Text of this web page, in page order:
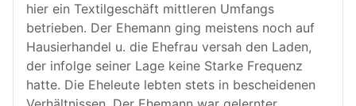
hier ein Textilgeschäft mittleren Umfangs
betrieben. Der Ehemann ging meistens noch auf
Hausierhandel u. die Ehefrau versah den Laden,
der infolge seiner Lage keine Starke Frequenz
hatte. Die Eheleute lebten stets in bescheidenen